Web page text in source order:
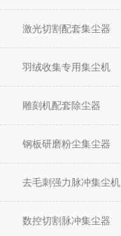
激光切割配套集尘器
羽绒收集专用集尘机
雕刻机配套除尘器
钢板研磨粉尘集尘器
去毛刺强力脉冲集尘机
数控切割脉冲集尘器